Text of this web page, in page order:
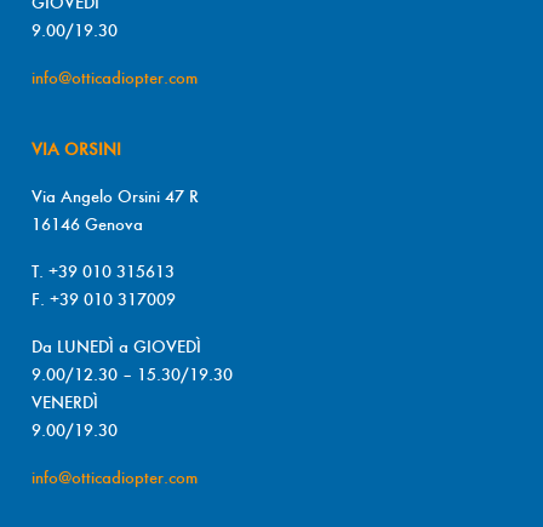
9.00/19.30
info@otticadiopter.com
VIA ORSINI
Via Angelo Orsini 47 R
16146 Genova
T. +39 010 315613
F. +39 010 317009
Da LUNEDÌ a GIOVEDÌ
9.00/12.30 – 15.30/19.30
VENERDÌ
9.00/19.30
info@otticadiopter.com